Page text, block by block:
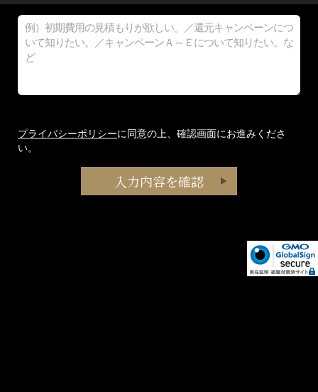
プライバシーポリシーに同意の上、確認画面にお進みくださ
い。